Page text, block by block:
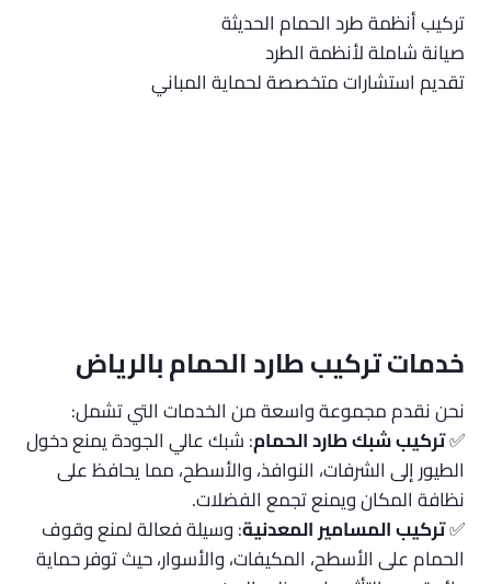
تركيب أنظمة طرد الحمام الحديثة
صيانة شاملة لأنظمة الطرد
تقديم استشارات متخصصة لحماية المباني
خدمات تركيب طارد الحمام بالرياض
نحن نقدم مجموعة واسعة من الخدمات التي تشمل:
✅تركيب شبك طارد الحمام: شبك عالي الجودة يمنع دخول
الطيور إلى الشرفات، النوافذ، والأسطح، مما يحافظ على
نظافة المكان ويمنع تجمع الفضلات.
✅تركيب المسامير المعدنية: وسيلة فعالة لمنع وقوف
الحمام على الأسطح، المكيفات، والأسوار، حيث توفر حماية